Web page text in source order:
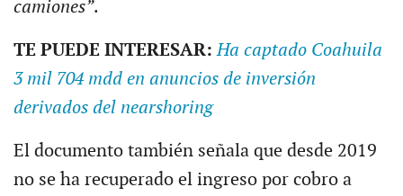
camiones”.
TE PUEDE INTERESAR: Ha captado Coahuila
3 mil 704 mdd en anuncios de inversión
derivados del nearshoring
El documento también señala que desde 2019
no se ha recuperado el ingreso por cobro a